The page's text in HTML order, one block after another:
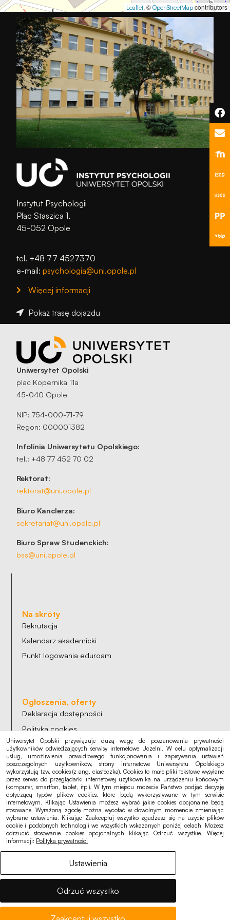
Leaflet, © OpenStreetMap contributors
Instytut Psychologii
Plac Staszica 1,
45-052 Opole
tel. +48 77 4527370
e-mail:psychologia@uni.opole.pl
Więcej informacji
Pokaż trasę dojazdu
Uniwersytet Opolski
plac Kopernika 11a
45-040 Opole
NIP: 754-000-71-79
Regon: 000001382
Infolinia Uniwersytetu Opolskiego:
tel.: +48 77 452 70 02
Rektorat:
rektorat@uni.opole.pl
Biuro Kanclerza:
sekretariat@uni.opole.pl
Biuro Spraw Studenckich:
bss@uni.opole.pl
Na skróty
Rekrutacja
Kalendarz akademicki
Punkt logowania eduroam
Ogłoszenia, oferty
Deklaracja dostępności
Polityka cookies
Polityka prywatności
RODO
Uniwersytet Opolski przywiązuje dużą wagę do poszanowania prywatności
użytkowników odwiedzających serwisy internetowe Uczelni. W celu optymalizacji
usług, umożliwienia prawidłowego funkcjonowania i zapisywania ustawień
poszczególnych użytkowników, strony internetowe Uniwersytetu Opolskiego
wykorzystują tzw. cookies (z ang. ciasteczka). Cookies to małe pliki tekstowe wysyłane
przez serwis do przeglądarki internetowej użytkownika na urządzeniu końcowym
(komputer, smartfon, tablet, itp.). W tym miejscu możecie Państwo podjąć decyzję
dotyczącą typów plików cookies, które będą wykorzystywane w tym serwisie
internetowym. Klikając Ustawienia możesz wybrać jakie cookies opcjonalne będą
stosowane. Wyrażoną zgodę można wycofać w dowolnym momencie zmieniając
wybrane ustawienia. Klikając Zaakceptuj wszystko zgadzasz się na użycie plików
cookie i podobnych technologii we wszystkich wskazanych poniżej celach. Możesz
odrzucić stosowanie cookies opcjonalnych klikając Odrzuć wszystkie. Więcej
informacji: Polityka prywatności
Ustawienia
Odrzuć wszystko
Aby nasza
strona
internetowa
działała jak
najlepiej
podczas
twojego
przejścia na nią.
Jeśli odrzucisz
te pliki cookie,
niektóre funkcje
znikną ze strony
internetowej.
Marketing
Udostępniając
szansę na
zobaczenie